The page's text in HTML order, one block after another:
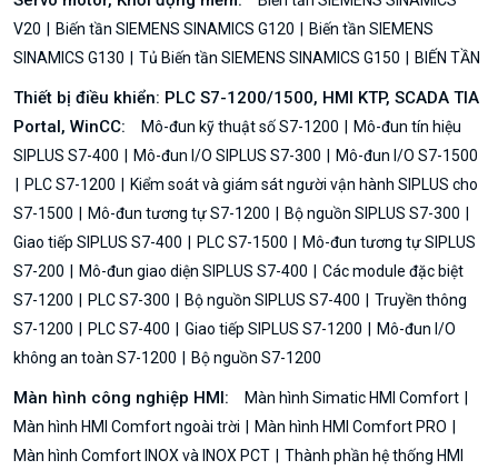
V20
Biến tần SIEMENS SINAMICS G120
Biến tần SIEMENS
SINAMICS G130
Tủ Biến tần SIEMENS SINAMICS G150 BIẾN TẦN
Thiết bị điều khiển: PLC S7-1200/1500, HMI KTP, SCADA TIA
Portal, WinCC:
Mô-đun kỹ thuật số S7-1200
Mô-đun tín hiệu
SIPLUS S7-400
Mô-đun I/O SIPLUS S7-300
Mô-đun I/O S7-1500
PLC S7-1200
Kiểm soát và giám sát người vận hành SIPLUS cho
S7-1500
Mô-đun tương tự S7-1200
Bộ nguồn SIPLUS S7-300
Giao tiếp SIPLUS S7-400
PLC S7-1500
Mô-đun tương tự SIPLUS
S7-200
Mô-đun giao diện SIPLUS S7-400
Các module đặc biệt
S7-1200
PLC S7-300 Bộ nguồn SIPLUS S7-400
Truyền thông
S7-1200
PLC S7-400 Giao tiếp SIPLUS S7-1200
Mô-đun I/O
không an toàn S7-1200
Bộ nguồn S7-1200
Màn hình công nghiệp HMI:
Màn hình Simatic HMI Comfort
Màn hình HMI Comfort ngoài trời
Màn hình HMI Comfort PRO
Màn hình Comfort INOX và INOX PCT
Thành phần hệ thống HMI